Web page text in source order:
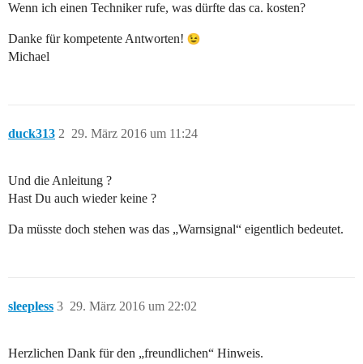
Wenn ich einen Techniker rufe, was dürfte das ca. kosten?
Danke für kompetente Antworten!
Michael
duck313 29. März 2016 um 11:24
2
Und die Anleitung ?
Hast Du auch wieder keine ?
Da müsste doch stehen was das „Warnsignal“ eigentlich bedeutet.
sleepless 29. März 2016 um 22:02
3
Herzlichen Dank für den „freundlichen“ Hinweis.